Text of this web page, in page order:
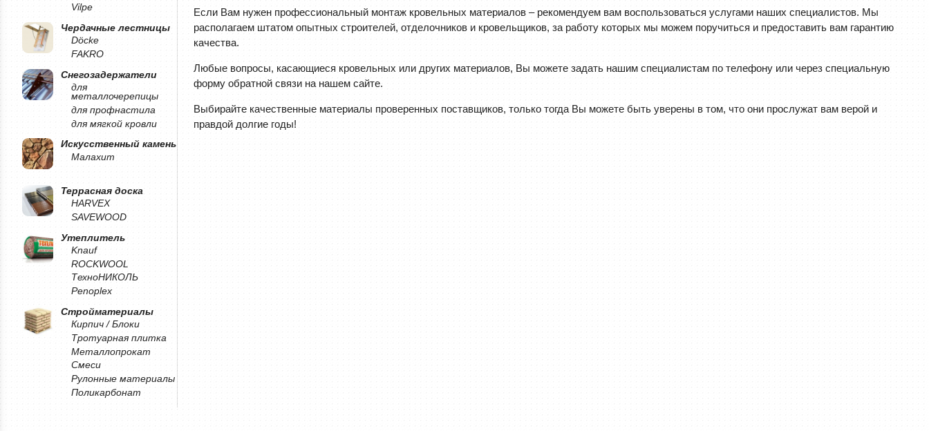
Vilpe
Чердачные лестницы
Döcke
FAKRO
Снегозадержатели
для
металлочерепицы
для профнастила
для мягкой кровли
Искусственный камень
Малахит
Террасная доска
HARVEX
SAVEWOOD
Утеплитель
Knauf
ROCKWOOL
ТехноНИКОЛЬ
Penoplex
Стройматериалы
Кирпич / Блоки
Тротуарная плитка
Металлопрокат
Смеси
Рулонные материалы
Поликарбонат
Если Вам нужен профессиональный монтаж кровельных материалов – рекомендуем вам воспользоваться услугами наших специалистов. Мы
располагаем штатом опытных строителей, отделочников и кровельщиков, за работу которых мы можем поручиться и предоставить вам гарантию
качества.
Любые вопросы, касающиеся кровельных или других материалов, Вы можете задать нашим специалистам по телефону или через специальную
форму обратной связи на нашем сайте.
Выбирайте качественные материалы проверенных поставщиков, только тогда Вы можете быть уверены в том, что они прослужат вам верой и
правдой долгие годы!